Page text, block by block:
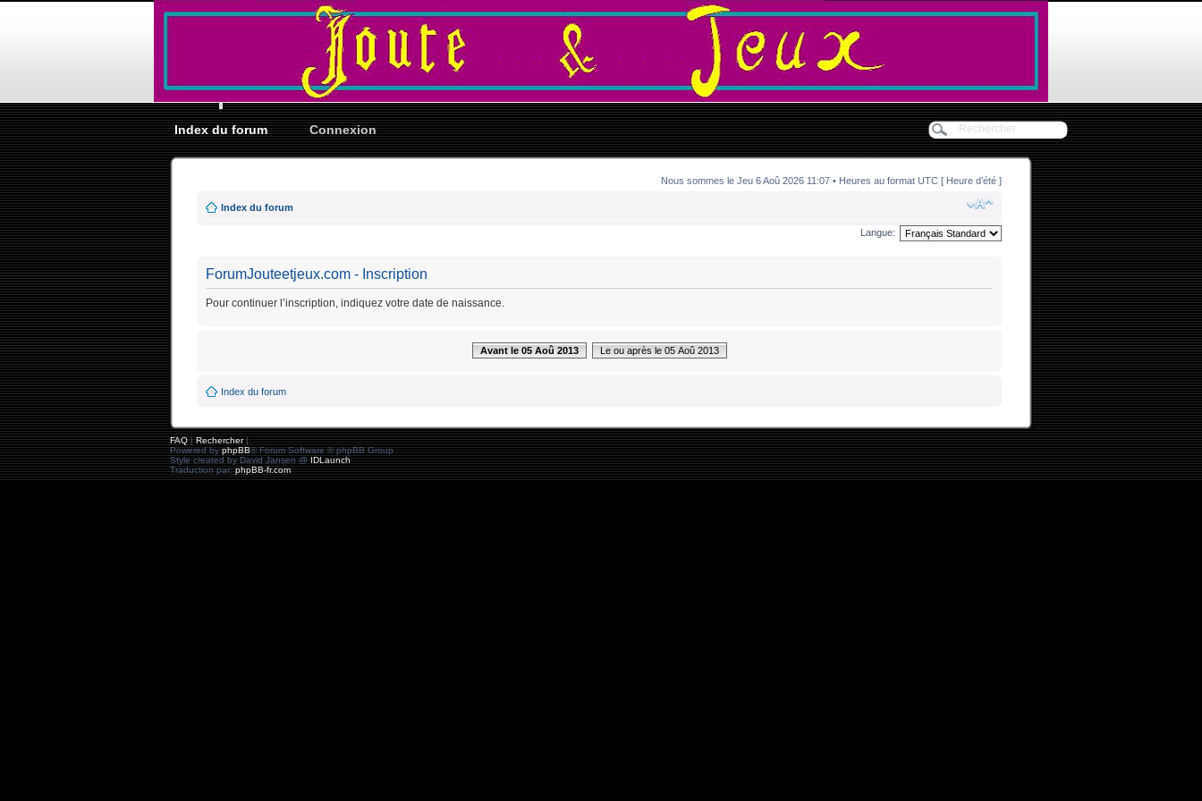
Index du forum Connexion
Nous sommes le Jeu 6 Aoû 2026 11:07 • Heures au format UTC [ Heure d’été ]
Index du forum
Langue:
ForumJouteetjeux.com - Inscription
Pour continuer l’inscription, indiquez votre date de naissance.
Avant le 05 Aoû 2013 Le ou après le 05 Aoû 2013
Index du forum
FAQ|Rechercher|
Powered byphpBB® Forum Software © phpBB Group
Style created by David Jansen @IDLaunch
Traduction par:phpBB-fr.com